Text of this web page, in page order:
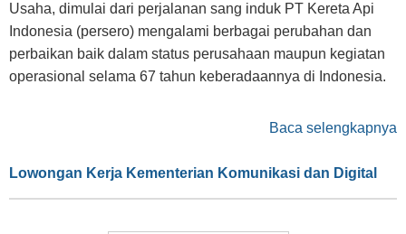
Usaha, dimulai dari perjalanan sang induk PT Kereta Api
Indonesia (persero) mengalami berbagai perubahan dan
perbaikan baik dalam status perusahaan maupun kegiatan
operasional selama 67 tahun keberadaannya di Indonesia.
Baca selengkapnya
Lowongan Kerja Kementerian Komunikasi dan Digital